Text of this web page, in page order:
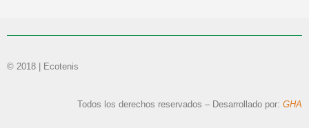
© 2018 | Ecotenis
Todos los derechos reservados – Desarrollado por: GHA